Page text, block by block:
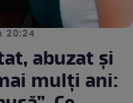
20:24
abuzat și
mulți ani: